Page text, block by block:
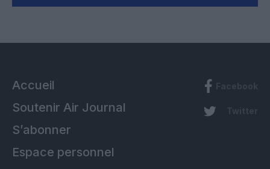
Accueil
Soutenir Air Journal
S’abonner
Espace personnel